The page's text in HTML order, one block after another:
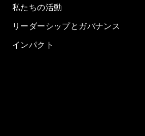
私たちの活動
リーダーシップとガバナンス
インパクト